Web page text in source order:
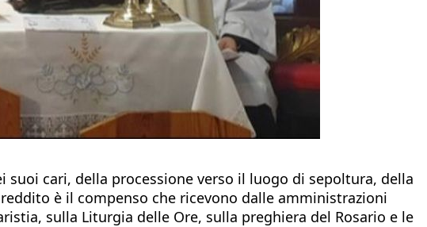
cari, della processione verso il luogo di sepoltura, della
è il compenso che ricevono dalle amministrazioni
sulla Liturgia delle Ore, sulla preghiera del Rosario e le